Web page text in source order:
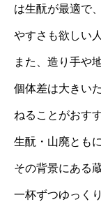
は生酛が最適で
やすさも欲しい
また、造り手や
個体差は大きい
ねることがおす
生酛・山廃とも
その背景にある
一杯ずつゆっく